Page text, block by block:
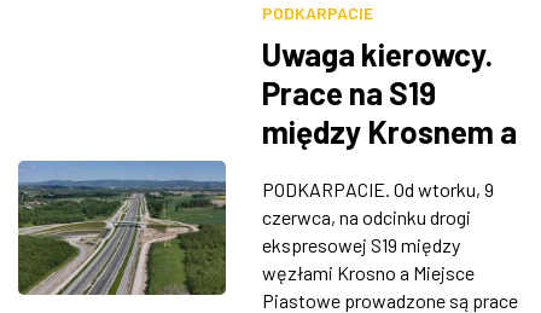
PODKARPACIE
Uwaga kierowcy.
Prace na S19
między Krosnem a
Piastowym,
utrudnienia w
stronę Barwinka
PODKARPACIE. Od wtorku, 9
czerwca, na odcinku drogi
ekspresowej S19 między
węzłami Krosno a Miejsce
Piastowe prowadzone są prace